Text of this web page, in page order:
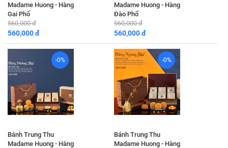
Madame Huong - Hàng
Gai Phố
560,000 đ
560,000 đ
Madame Huong - Hàng
Đào Phố
560,000 đ
560,000 đ
-0%
Bánh Trung Thu
Madame Huong - Hàng
-0%
Bánh Trung Thu
Madame Huong - Hàng